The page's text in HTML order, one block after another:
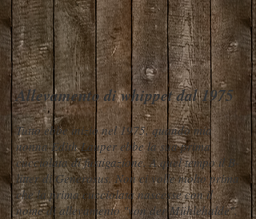
Allevamento di whippet dal 1975
Tutto ebbe inizio nel 1975, quando mia
nonna Edith Lauper ebbe la sua prima
cucciolata di fustigazione. A quel tempo il B-
litter di Generosus. Non ci volle molto prima
che la prima cucciolata nascesse con il
nome di allevamento "von der Mühlehalde".